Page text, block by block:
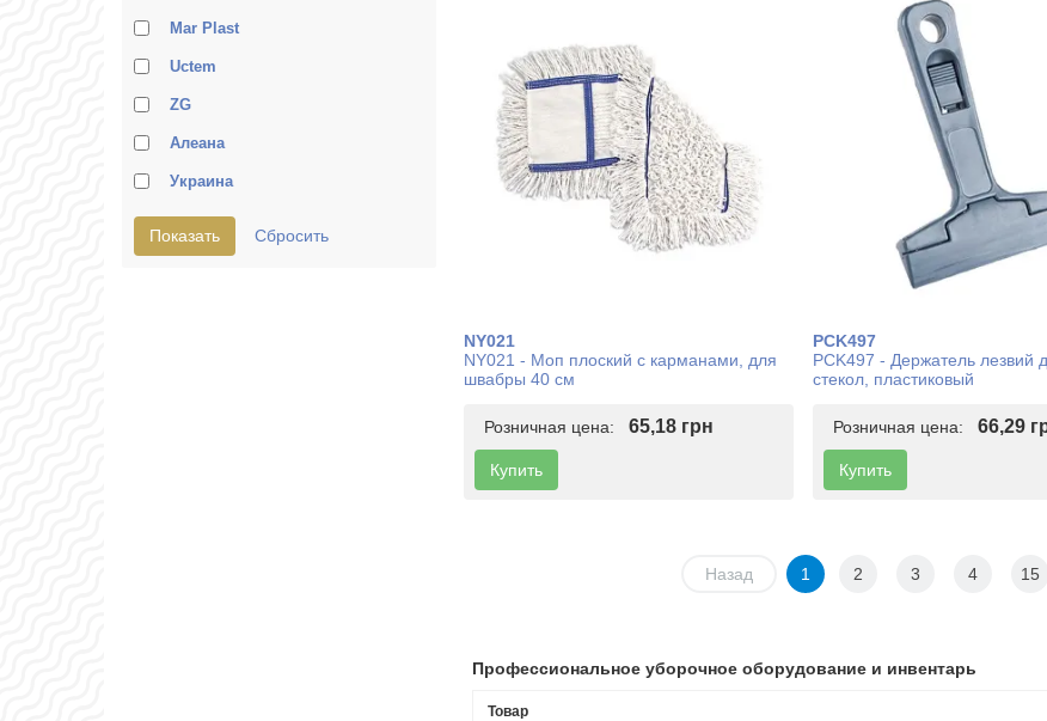
Mar Plast
Uctem
ZG
Алеана
Украина
NY021
NY021 - Моп плоский с карманами, для
швабры 40 см
Розничная цена: 65,18 грн
Купить
PCK497
PCK497 - Держатель лезвий
стекол, пластиковый
Розничная цена: 66,29
Купить
Назад 1 2 3 4 15
Профессиональное уборочное оборудование и инвентарь
Товар